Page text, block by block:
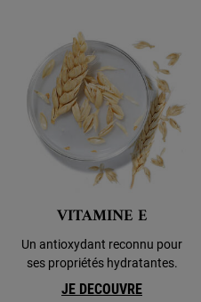
VITAMINE E
Un antioxydant reconnu pour
ses propriétés hydratantes.
JE DECOUVRE